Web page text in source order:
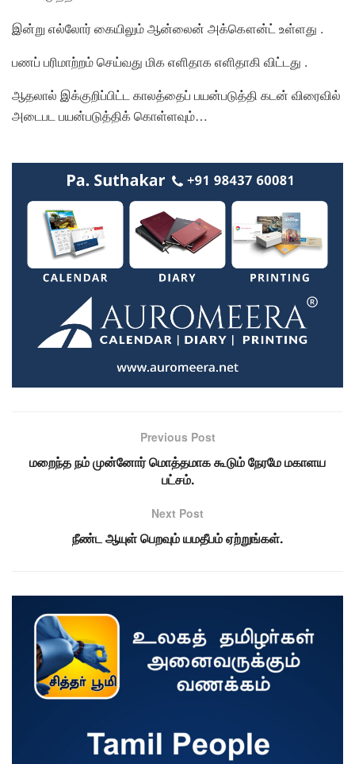
இன்று எல்லோர் கையிலும் ஆன்லைன் அக்கௌன்ட் உள்ளது .
பணப் பரிமாற்றம் செய்வது மிக எளிதாக எளிதாகி விட்டது .
ஆதலால் இக்குறிப்பிட்ட காலத்தைப் பயன்படுத்தி கடன் விரைவில்
அடைபட பயன்படுத்திக் கொள்ளவும்…
Previous Post
மறைந்த நம் முன்னோர் மொத்தமாக கூடும் நேரமே மகாளய
பட்சம்.
Next Post
நீண்ட ஆயுள் பெறவும் யமதீபம் ஏற்றுங்கள்.